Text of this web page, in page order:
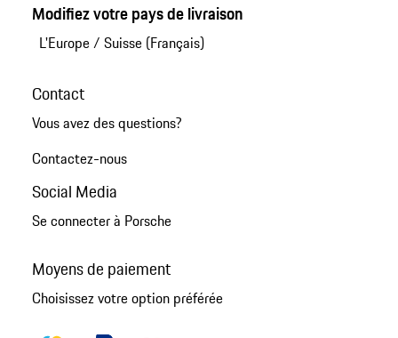
Modifiez votre pays de livraison
L'Europe/ Suisse (Français)
Contact
Vous avez des questions?
Contactez-nous
Social Media
Se connecter à Porsche
Moyens de paiement
Choisissez votre option préférée